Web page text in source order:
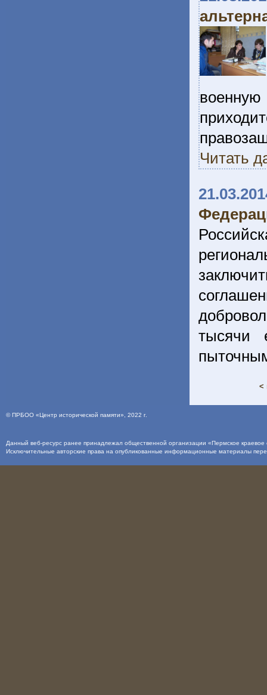
Читать
тысячи
<
©ПРБОО «Центр исторической памяти» , 2022 г.
Данный веб-ресурс ранее принадлежал общественной организации «Пермское
Исключительные авторские права на опубликованные информационные материалы